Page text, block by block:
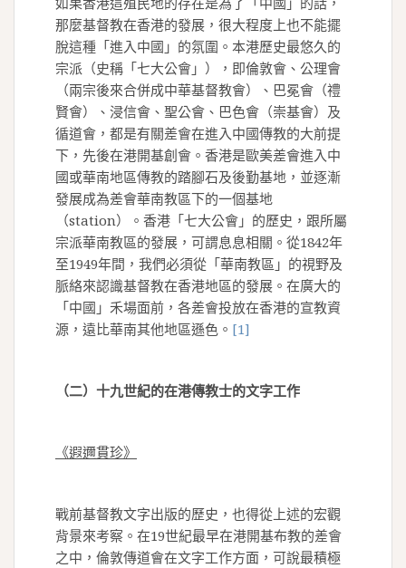
那麼基督教在香港的發展，很大程度上也不能擺
脫這種「進入中國」的氛圍。本港歷史最悠久的
宗派（史稱「七大公會」），即倫敦會、公理會
（兩宗後來合併成中華基督教會）、巴冕會（禮
賢會）、浸信會、聖公會、巴色會（崇基會）及
循道會，都是有關差會在進入中國傳教的大前提
下，先後在港開基創會。香港是歐美差會進入中
國或華南地區傳教的踏腳石及後勤基地，並逐漸
發展成為差會華南教區下的一個基地
（station）。香港「七大公會」的歷史，跟所屬
宗派華南教區的發展，可謂息息相關。從1842年
至1949年間，我們必須從「華南教區」的視野及
脈絡來認識基督教在香港地區的發展。在廣大的
「中國」禾場面前，各差會投放在香港的宣教資
源，遠比華南其他地區遜色。 [1]
（二）十九世紀的在港傳教士的文字工作
《遐邇貫珍》
戰前基督教文字出版的歷史，也得從上述的宏觀
背景來考察。在19世紀最早在港開基布教的差會
之中，倫敦傳道會在文字工作方面，可說最積極